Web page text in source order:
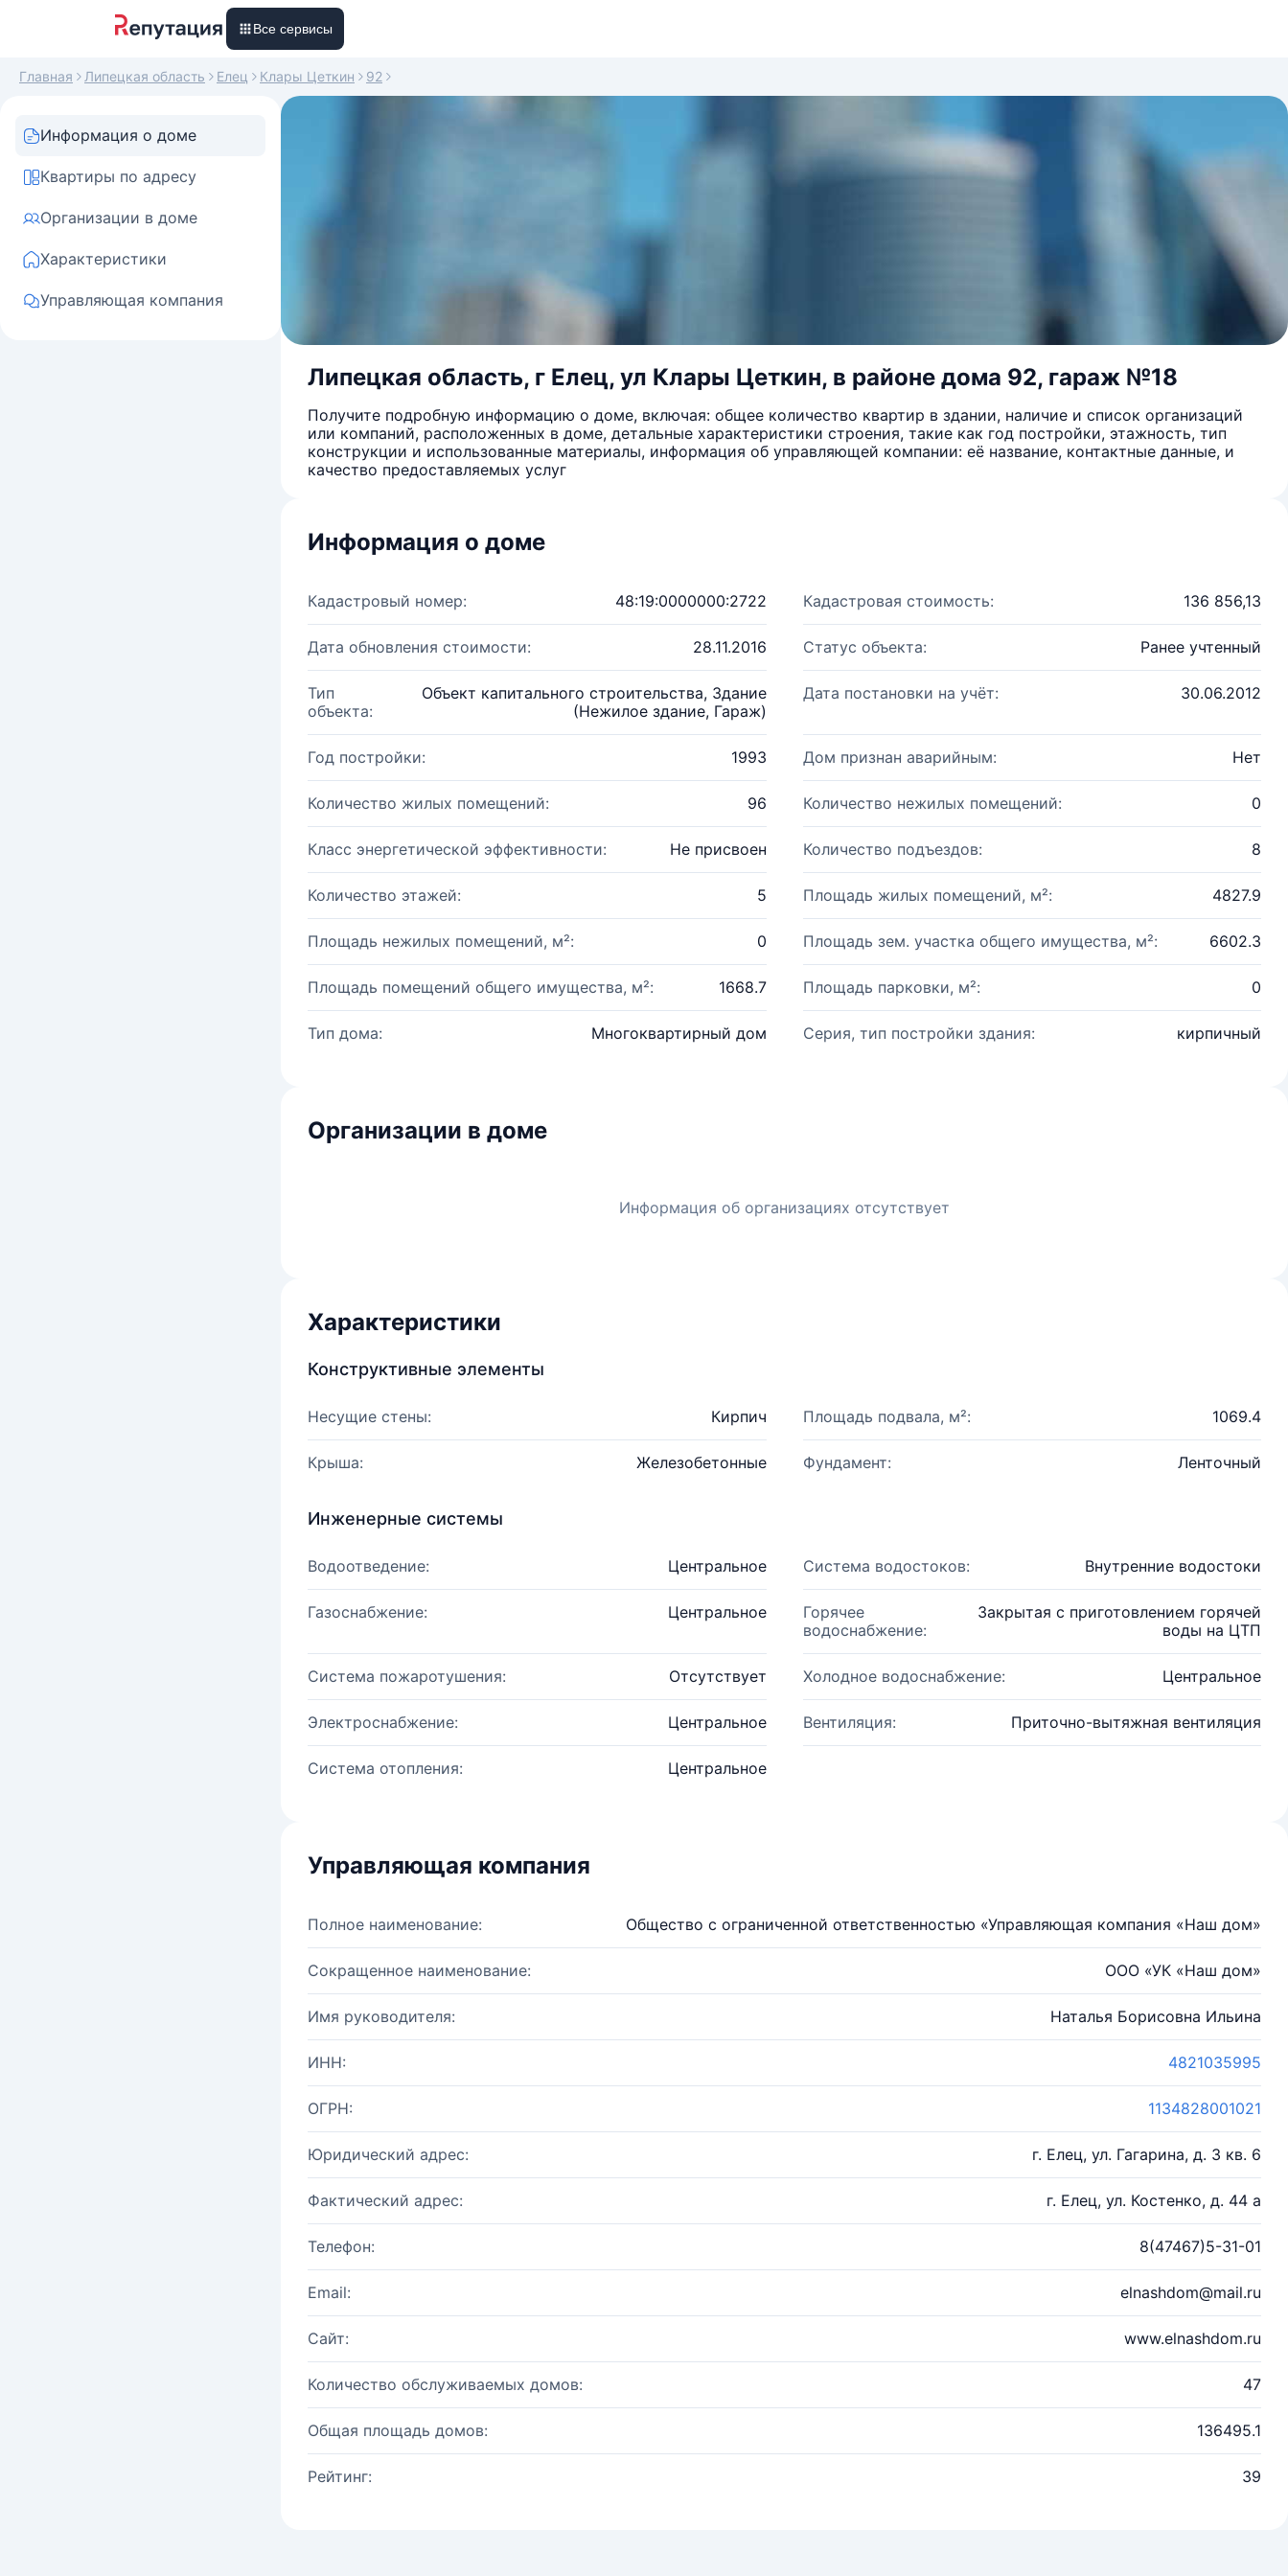
Все сервисы
Главная Липецкая область Елец Клары Цеткин 92
Информация о доме
Квартиры по адресу
Организации в доме
Характеристики
Управляющая компания
Липецкая область, г Елец, ул Клары Цеткин, в районе дома 92, гараж №18
Получите подробную информацию о доме, включая: общее количество квартир в здании, наличие и список организаций
или компаний, расположенных в доме, детальные характеристики строения, такие как год постройки, этажность, тип
конструкции и использованные материалы, информация об управляющей компании: её название, контактные данные, и
качество предоставляемых услуг
Информация о доме
Кадастровый номер: 48:19:0000000:2722 Кадастровая стоимость: 136 856,13
Дата обновления стоимости: 28.11.2016 Статус объекта: Ранее учтенный
Тип
объекта:
Объект капитального строительства, Здание
(Нежилое здание, Гараж)
Дата постановки на учёт: 30.06.2012
Год постройки: 1993 Дом признан аварийным: Нет
Количество жилых помещений: 96 Количество нежилых помещений: 0
Класс энергетической эффективности: Не присвоен Количество подъездов: 8
Количество этажей: 5 Площадь жилых помещений, м²: 4827.9
Площадь нежилых помещений, м²: 0 Площадь зем. участка общего имущества, м²: 6602.3
Площадь помещений общего имущества, м²: 1668.7 Площадь парковки, м²: 0
Тип дома: Многоквартирный дом Серия, тип постройки здания: кирпичный
Организации в доме
Информация об организациях отсутствует
Характеристики
Конструктивные элементы
Несущие стены: Кирпич Площадь подвала, м²: 1069.4
Крыша: Железобетонные Фундамент: Ленточный
Инженерные системы
Водоотведение: Центральное Система водостоков: Внутренние водостоки
Газоснабжение: Центральное
Горячее
водоснабжение:
Закрытая с приготовлением горячей
воды на ЦТП
Система пожаротушения: Отсутствует Холодное водоснабжение: Центральное
Электроснабжение: Центральное Вентиляция: Приточно-вытяжная вентиляция
Система отопления: Центральное
Управляющая компания
Полное наименование: Общество с ограниченной ответственностью «Управляющая компания «Наш дом»
Сокращенное наименование: ООО «УК «Наш дом»
Имя руководителя: Наталья Борисовна Ильина
ИНН: 4821035995
ОГРН: 1134828001021
Юридический адрес: г. Елец, ул. Гагарина, д. 3 кв. 6
Фактический адрес: г. Елец, ул. Костенко, д. 44 а
Телефон: 8(47467)5-31-01
Email: elnashdom@mail.ru
Сайт: www.elnashdom.ru
Количество обслуживаемых домов: 47
Общая площадь домов: 136495.1
Рейтинг: 39